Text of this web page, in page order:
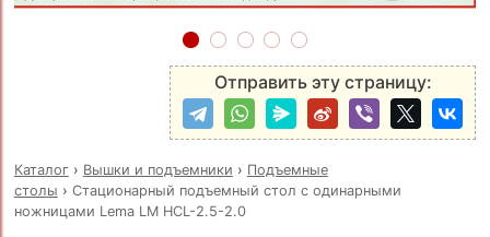
Отправить эту страницу:
Каталог› Вышки и подъемники › Подъемные
столы › Стационарный подъемный стол с одинарными
ножницами Lema LM HCL-2.5-2.0